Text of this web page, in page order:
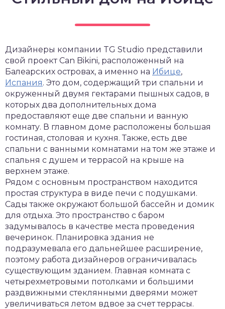
Дизайнеры компании TG Studio представили
свой проект Can Bikini, расположенный на
Балеарских островах, а именно на Ибице,
Испания. Это дом, содержащий три спальни и
окруженный двумя гектарами пышных садов, в
которых два дополнительных дома
предоставляют еще две спальни и ванную
комнату. В главном доме расположены большая
гостиная, столовая и кухня. Также, есть две
спальни с ванными комнатами на том же этаже и
спальня с душем и террасой на крыше на
верхнем этаже.
Рядом с основным пространством находится
простая структура в виде печи с подушками.
Сады также окружают большой бассейн и домик
для отдыха. Это пространство с баром
задумывалось в качестве места проведения
вечеринок. Планировка здания не
подразумевала его дальнейшее расширение,
поэтому работа дизайнеров ограничивалась
существующим зданием. Главная комната с
четырехметровыми потолками и большими
раздвижными стеклянными дверями может
увеличиваться летом вдвое за счет террасы.